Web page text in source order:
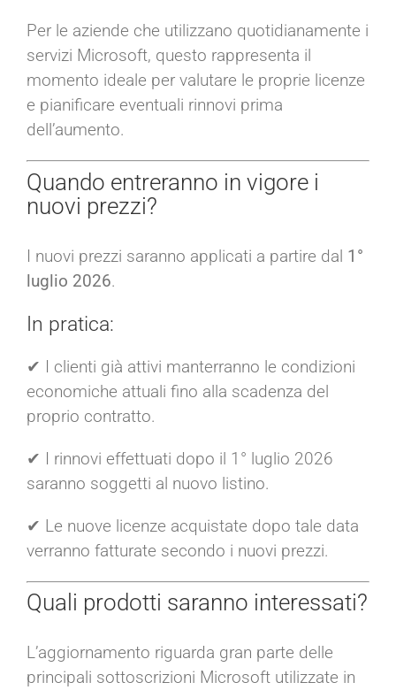
Per le aziende che utilizzano quotidianamente i
servizi Microsoft, questo rappresenta il
momento ideale per valutare le proprie licenze
e pianificare eventuali rinnovi prima
dell’aumento.
Quando entreranno in vigore i
nuovi prezzi?
I nuovi prezzi saranno applicati a partire dal 1°
luglio 2026.
In pratica:
✔ I clienti già attivi manterranno le condizioni
economiche attuali fino alla scadenza del
proprio contratto.
✔ I rinnovi effettuati dopo il 1° luglio 2026
saranno soggetti al nuovo listino.
✔ Le nuove licenze acquistate dopo tale data
verranno fatturate secondo i nuovi prezzi.
Quali prodotti saranno interessati?
L’aggiornamento riguarda gran parte delle
principali sottoscrizioni Microsoft utilizzate in